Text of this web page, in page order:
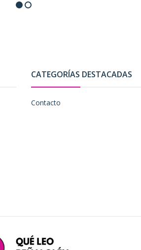
CATEGORÍAS DESTACADAS
Contacto